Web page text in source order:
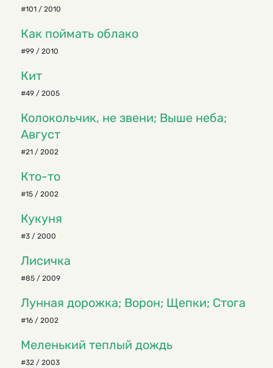
#101 / 2010
Как поймать облако
#99 / 2010
Кит
#49 / 2005
Колокольчик, не звени; Выше неба;
Август
#21 / 2002
Кто-то
#15 / 2002
Кукуня
#3 / 2000
Лисичка
#85 / 2009
Лунная дорожка; Ворон; Щепки; Стога
#16 / 2002
Меленький теплый дождь
#32 / 2003